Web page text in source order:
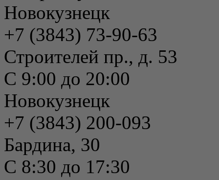
Новокузнецк
+7 (3843) 73-90-63
Строителей пр., д. 53
С 9:00 до 20:00
Новокузнецк
+7 (3843) 200-093
Бардина, 30
С 8:30 до 17:30